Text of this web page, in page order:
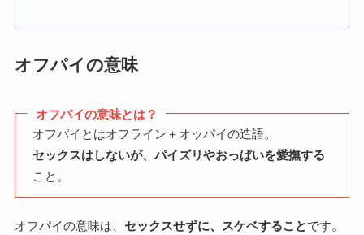
オフパイの意味
オフパイの意味とは？
オフパイとはオフライン＋オッパイの造語。
セックスはしないが、パイズリやおっぱいを愛撫する
こと。
オフパイの意味は、 セックスせずに、スケベすることです。